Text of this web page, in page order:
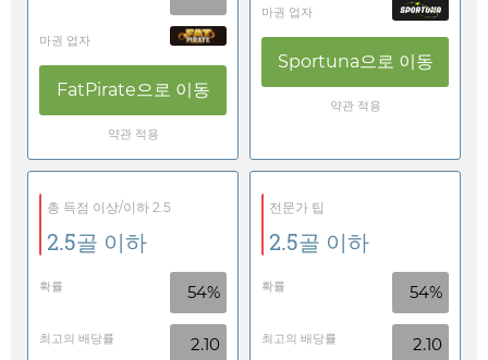
마권 업자
FatPirate으로 이동
약관 적용
마권 업자
Sportuna으로 이동
약관 적용
총 득점 이상/이하 2.5
2.5골 이하
확률 54%
최고의 배당률 2.10
전문가 팁
2.5골 이하
확률 54%
최고의 배당률 2.10